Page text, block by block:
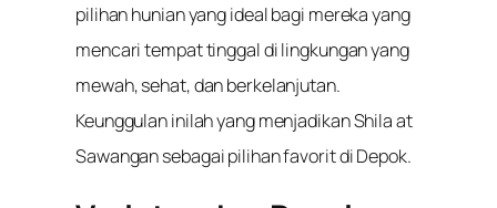
pilihan hunian yang ideal bagi mereka yang
mencari tempat tinggal di lingkungan yang
mewah, sehat, dan berkelanjutan.
Keunggulan inilah yang menjadikan Shila at
Sawangan sebagai pilihan favorit di Depok.